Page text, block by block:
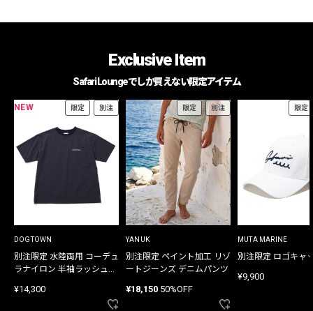
Exclusive Item
Safari Loungeでしか買えない限定アイテム
NEW 限定 別注
DOGTOWN
別注限定 水陸両用 コーデュ
ラナイロン 半袖ラッシュガ
¥14,300
限定 別注
YANUK
別注限定 ペイント加工 リゾ
ートジーンズ デニムパンツ
¥18,150 50%OFF
限定
MUTA MARINE
別注限定 ロゴキャ
¥9,900